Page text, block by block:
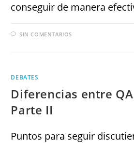
conseguir de manera
SIN COMENTARIOS
DEBATES
Diferencias entre QA
Parte II
Puntos para seguir